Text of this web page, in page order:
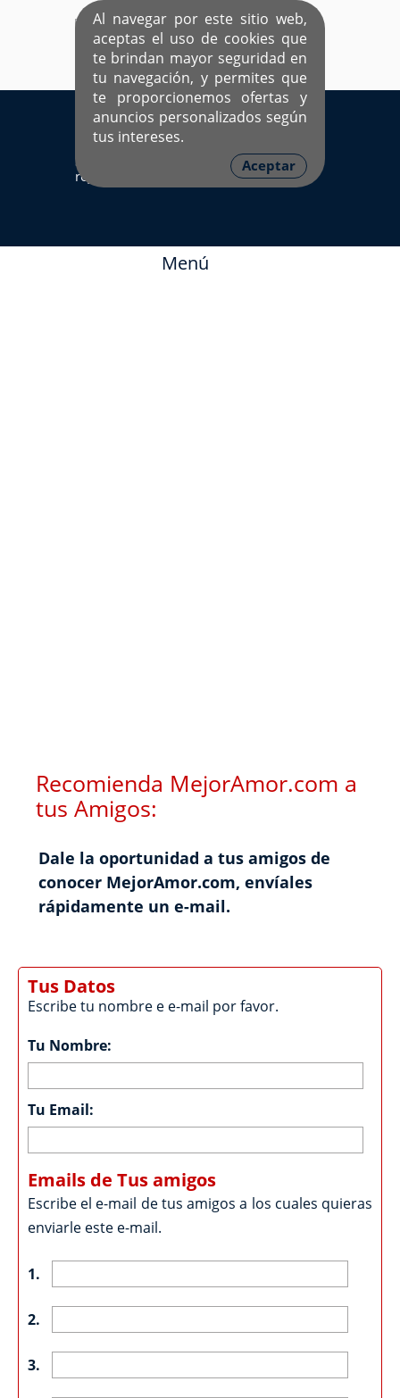
Al navegar por este sitio web,
aceptas el uso de cookies que
te brindan mayor seguridad en
tu navegación, y permites que
te proporcionemos ofertas y
anuncios personalizados según
tus intereses.
Aceptar
EL ÚNICO SITIO DEDICADO A SOLTEROS
HISPANOS COMO TÚ
Ingresa aquí
Sí ya estás
registrado
Menú
Recomienda MejorAmor.com a
tus Amigos:
Dale la oportunidad a tus amigos de
conocer MejorAmor.com, envíales
rápidamente un e-mail.
Tus Datos
Escribe tu nombre e e-mail por favor.
Tu Nombre:
Tu Email:
Emails de Tus amigos
Escribe el e-mail de tus amigos a los cuales quieras
enviarle este e-mail.
1.
2.
3.